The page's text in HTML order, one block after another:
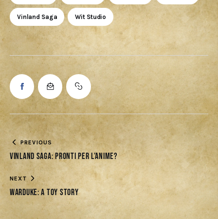
Vinland Saga Wit Studio
PREVIOUS
Vinland Saga: pronti per l’anime?
NEXT
Warduke: A Toy Story